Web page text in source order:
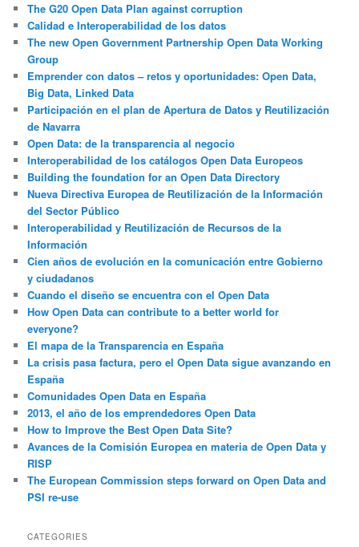
The G20 Open Data Plan against corruption
Calidad e Interoperabilidad de los datos
The new Open Government Partnership Open Data Working
Group
Emprender con datos – retos y oportunidades: Open Data,
Big Data, Linked Data
Participación en el plan de Apertura de Datos y Reutilización
de Navarra
Open Data: de la transparencia al negocio
Interoperabilidad de los catálogos Open Data Europeos
Building the foundation for an Open Data Directory
Nueva Directiva Europea de Reutilización de la Información
del Sector Público
Interoperabilidad y Reutilización de Recursos de la
Información
Cien años de evolución en la comunicación entre Gobierno
y ciudadanos
Cuando el diseño se encuentra con el Open Data
How Open Data can contribute to a better world for
everyone?
El mapa de la Transparencia en España
La crisis pasa factura, pero el Open Data sigue avanzando en
España
Comunidades Open Data en España
2013, el año de los emprendedores Open Data
How to Improve the Best Open Data Site?
Avances de la Comisión Europea en materia de Open Data y
RISP
The European Commission steps forward on Open Data and
PSI re-use
CATEGORIES